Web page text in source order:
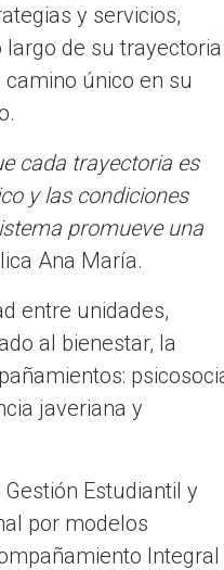
y servicios,
de su trayectoria
único en su
cada trayectoria es
y las condiciones
promueve una
Ana María.
entre unidades,
al bienestar, la
javeriana y
Estudiantil y
por modelos
Integral